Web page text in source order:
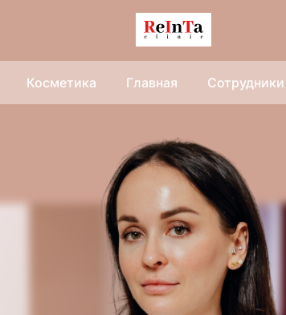
Косметика Главная Сотрудники